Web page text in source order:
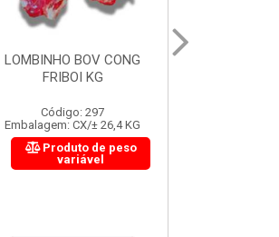
FIGADO BOV CONG FRIBOI
KG
Código: 222
Embalagem: CX/± 30,12 KG
Produto de peso
variável